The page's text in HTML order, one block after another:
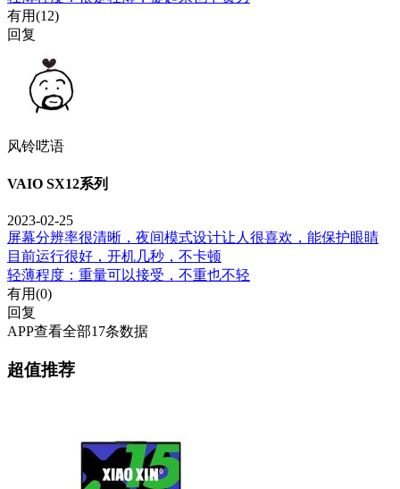
有用(12)
回复
风铃呓语
VAIO SX12系列
2023-02-25
屏幕分辨率很清晰，夜间模式设计让人很喜欢，能保护眼睛
目前运行很好，开机几秒，不卡顿
轻薄程度：重量可以接受，不重也不轻
有用(0)
回复
APP查看全部17条数据
超值推荐